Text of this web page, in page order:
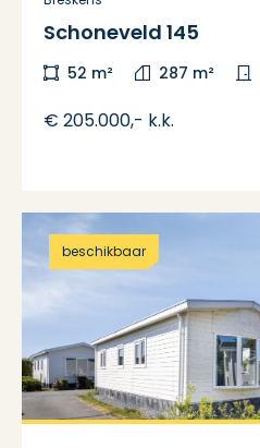
Schoneveld 145
52 m² 287 m²
€ 205.000,- k.k.
beschikbaar